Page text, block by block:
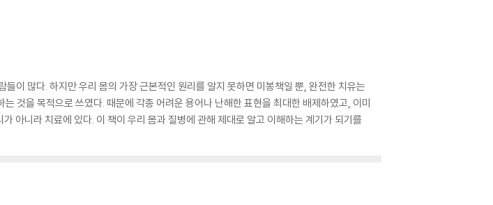
이 많다. 하지만 우리 몸의 가장 근본적인 원리를 알지 못하면 미봉책일 뿐, 완전한 치유는
는 것을 목적으로 쓰였다. 때문에 각종 어려운 용어나 난해한 표현을 최대한 배제하였고, 이미
아니라 치료에 있다. 이 책이 우리 몸과 질병에 관해 제대로 알고 이해하는 계기가 되기를